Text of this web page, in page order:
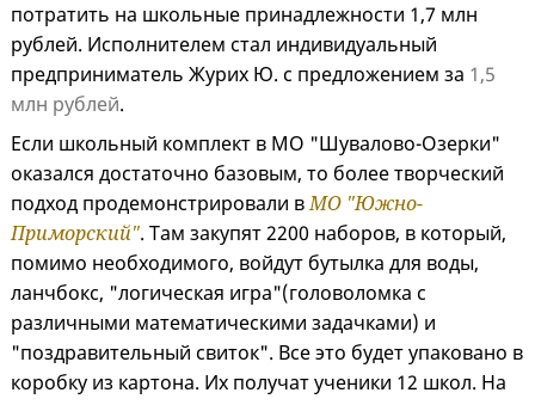
потратить на школьные принадлежности 1,7 млн
рублей. Исполнителем стал индивидуальный
предприниматель Журих Ю. с предложением за 1,5
млн рублей.
Если школьный комплект в МО "Шувалово-Озерки"
оказался достаточно базовым, то более творческий
подход продемонстрировали вМО "Южно-
Приморский". Там закупят 2200 наборов, в который,
помимо необходимого, войдут бутылка для воды,
ланчбокс, "логическая игра"(головоломка с
различными математическими задачками) и
"поздравительный свиток". Все это будет упаковано в
коробку из картона. Их получат ученики 12 школ. На